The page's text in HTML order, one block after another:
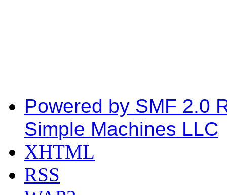
Powered by SMF 2.0
Simple Machines LLC
XHTML
RSS